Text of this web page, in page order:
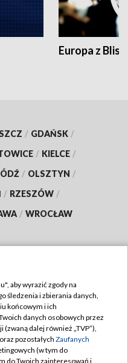
Europa z
/ GDAŃSK /
/ KIELCE /
/ OLSZTYN /
/ RZESZÓW /
/ WROCŁAW
TVP
aby wyrazić zgody na
śledzenia i zbierania danych,
końcowym i ich
danych osobowych przez
(zwaną dalej również „TVP”),
oraz pozostałych Zaufanych
(w tym do
do Twoich zainteresowań i